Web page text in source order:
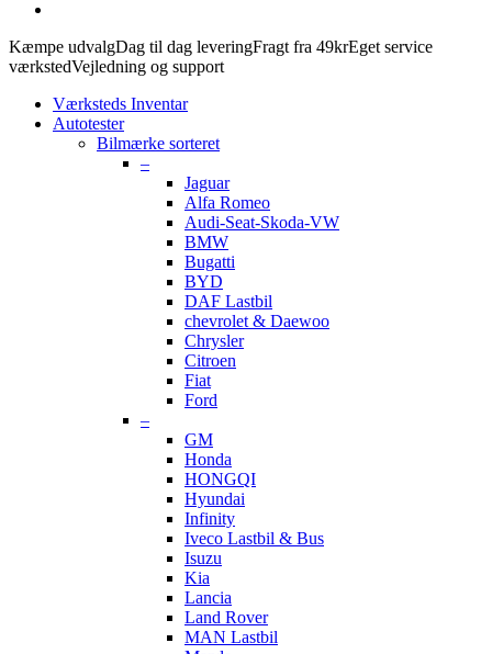
Kæmpe udvalgDag til dag leveringFragt fra 49krEget service
værkstedVejledning og support
Værksteds Inventar
Autotester
Bilmærke sorteret
–
Jaguar
Alfa Romeo
Audi-Seat-Skoda-VW
BMW
Bugatti
BYD
DAF Lastbil
chevrolet & Daewoo
Chrysler
Citroen
Fiat
Ford
–
GM
Honda
HONGQI
Hyundai
Infinity
Iveco Lastbil & Bus
Isuzu
Kia
Lancia
Land Rover
MAN Lastbil